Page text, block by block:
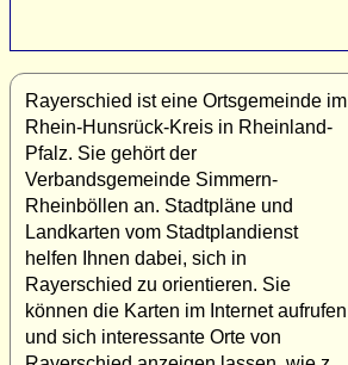
Rayerschied ist eine Ortsgemeinde im
Rhein-Hunsrück-Kreis in Rheinland-
Pfalz. Sie gehört der
Verbandsgemeinde Simmern-
Rheinböllen an. Stadtpläne und
Landkarten vom Stadtplandienst
helfen Ihnen dabei, sich in
Rayerschied zu orientieren. Sie
können die Karten im Internet aufrufen
und sich interessante Orte von